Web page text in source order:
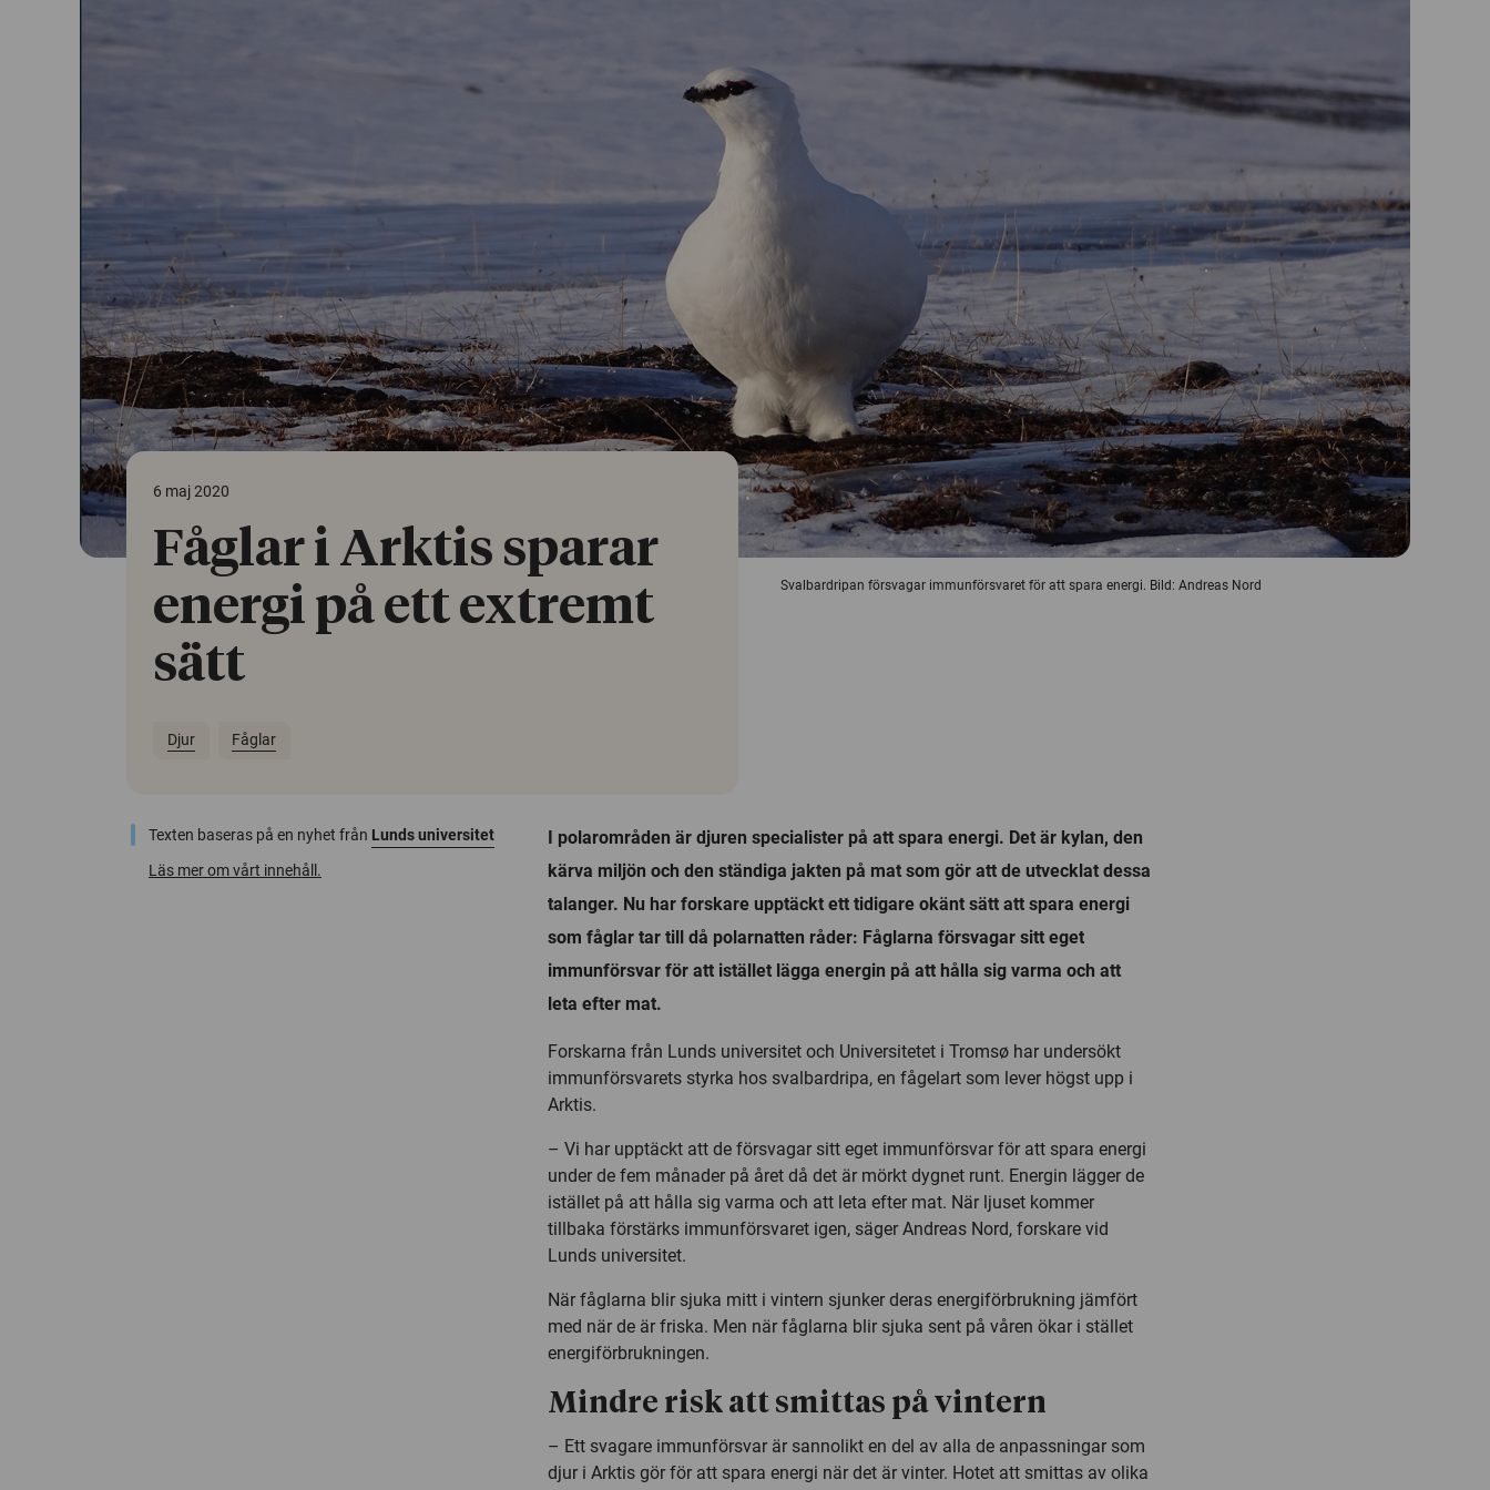
Svalbardripan försvagar immunförsvaret för att spara energi. Bild: Andreas Nord
6 maj 2020
Fåglar i Arktis sparar
energi på ett extremt
sätt
Djur Fåglar
Texten baseras på en nyhet från Lunds universitet
Läs mer om vårt innehåll.
I polarområden är djuren specialister på att spara energi. Det är kylan, den
kärva miljön och den ständiga jakten på mat som gör att de utvecklat dessa
talanger. Nu har forskare upptäckt ett tidigare okänt sätt att spara energi
som fåglar tar till då polarnatten råder: Fåglarna försvagar sitt eget
immunförsvar för att istället lägga energin på att hålla sig varma och att
leta efter mat.
Forskarna från Lunds universitet och Universitetet i Tromsø har undersökt
immunförsvarets styrka hos svalbardripa, en fågelart som lever högst upp i
Arktis.
– Vi har upptäckt att de försvagar sitt eget immunförsvar för att spara energi
under de fem månader på året då det är mörkt dygnet runt. Energin lägger de
istället på att hålla sig varma och att leta efter mat. När ljuset kommer
tillbaka förstärks immunförsvaret igen, säger Andreas Nord, forskare vid
Lunds universitet.
När fåglarna blir sjuka mitt i vintern sjunker deras energiförbrukning jämfört
med när de är friska. Men när fåglarna blir sjuka sent på våren ökar i stället
energiförbrukningen.
Mindre risk att smittas på vintern
– Ett svagare immunförsvar är sannolikt en del av alla de anpassningar som
djur i Arktis gör för att spara energi när det är vinter. Hotet att smittas av olika